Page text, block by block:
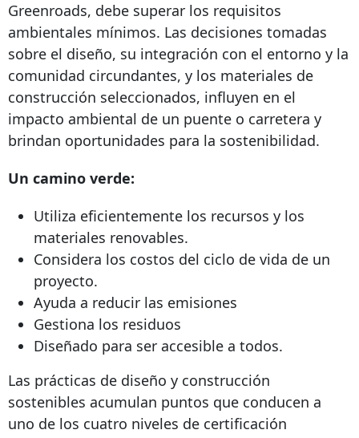
Greenroads, debe superar los requisitos
ambientales mínimos. Las decisiones tomadas
sobre el diseño, su integración con el entorno y la
comunidad circundantes, y los materiales de
construcción seleccionados, influyen en el
impacto ambiental de un puente o carretera y
brindan oportunidades para la sostenibilidad.
Un camino verde:
Utiliza eficientemente los recursos y los
materiales renovables.
Considera los costos del ciclo de vida de un
proyecto.
Ayuda a reducir las emisiones
Gestiona los residuos
Diseñado para ser accesible a todos.
Las prácticas de diseño y construcción
sostenibles acumulan puntos que conducen a
uno de los cuatro niveles de certificación